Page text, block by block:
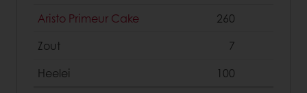
Aristo Primeur Cake
260
Zout
7
Heelei
100